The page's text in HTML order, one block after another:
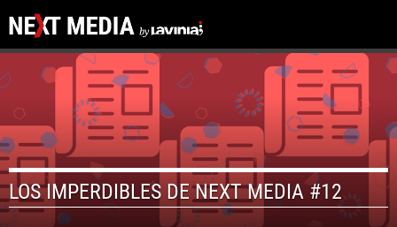
LOS IMPERDIBLES DE NEXT MEDIA #12